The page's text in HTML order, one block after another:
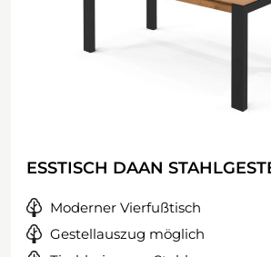
ESSTISCH DAAN
Moderner Vierfußtisch
Gestellauszug möglich